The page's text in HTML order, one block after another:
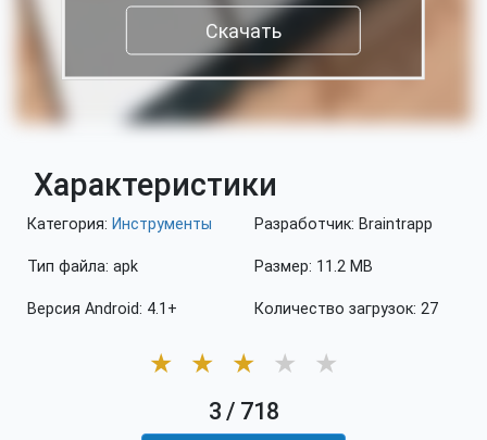
Скачать
Характеристики
Категория: Инструменты
Тип файла: apk
Версия Android: 4.1+
Разработчик: Braintrapp
Размер: 11.2 MB
Количество загрузок: 27
★ ★ ★ ★ ★
3 / 718